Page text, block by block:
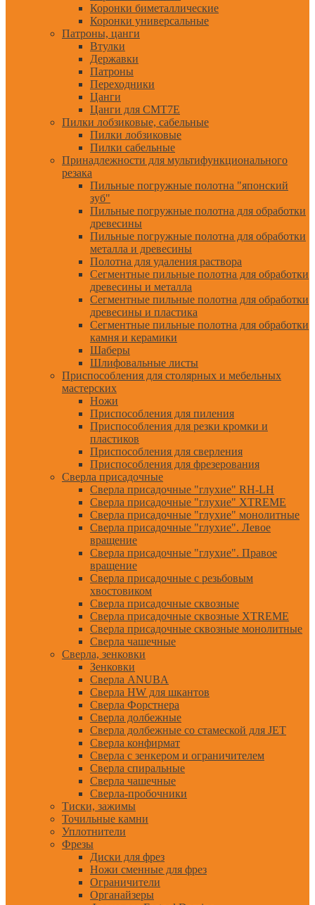
Коронки биметаллические
Коронки универсальные
Патроны, цанги
Втулки
Державки
Патроны
Переходники
Цанги
Цанги для CMT7E
Пилки лобзиковые, сабельные
Пилки лобзиковые
Пилки сабельные
Принадлежности для мультифункционального
резака
Пильные погружные полотна "японский
зуб"
Пильные погружные полотна для обработки
древесины
Пильные погружные полотна для обработки
металла и древесины
Полотна для удаления раствора
Сегментные пильные полотна для обработки
древесины и металла
Сегментные пильные полотна для обработки
древесины и пластика
Сегментные пильные полотна для обработки
камня и керамики
Шаберы
Шлифовальные листы
Приспособления для столярных и мебельных
мастерских
Ножи
Приспособления для пиления
Приспособления для резки кромки и
пластиков
Приспособления для сверления
Приспособления для фрезерования
Сверла присадочные
Сверла присадочные "глухие" RH-LH
Сверла присадочные "глухие" XTREME
Сверла присадочные "глухие" монолитные
Сверла присадочные "глухие". Левое
вращение
Сверла присадочные "глухие". Правое
вращение
Сверла присадочные с резьбовым
хвостовиком
Сверла присадочные сквозные
Сверла присадочные сквозные XTREME
Сверла присадочные сквозные монолитные
Сверла чашечные
Сверла, зенковки
Зенковки
Сверла ANUBA
Сверла HW для шкантов
Сверла Форстнера
Сверла долбежные
Сверла долбежные со стамеской для JET
Сверла конфирмат
Сверла с зенкером и ограничителем
Сверла спиральные
Сверла чашечные
Сверла-пробочники
Тиски, зажимы
Точильные камни
Уплотнители
Фрезы
Диски для фрез
Ножи сменные для фрез
Ограничители
Органайзеры